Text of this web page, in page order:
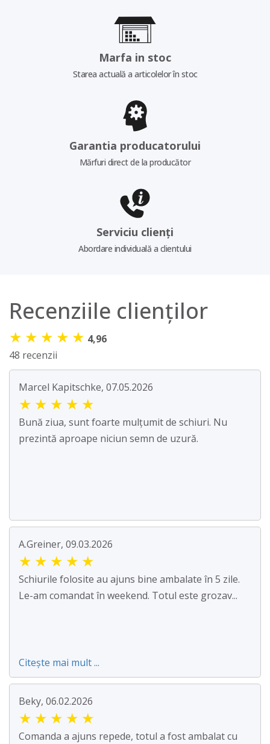
Marfa in stoc
Starea actuală a articolelor în stoc
Garantia producatorului
Mărfuri direct de la producător
Serviciu clienți
Abordare individuală a clientului
Recenziile clienților
★ ★ ★ ★ ★ 4,96
48 recenzii
Marcel Kapitschke, 07.05.2026
★ ★ ★ ★ ★
Bună ziua, sunt foarte mulțumit de schiuri. Nu
prezintă aproape niciun semn de uzură.
A.Greiner, 09.03.2026
★ ★ ★ ★ ★
Schiurile folosite au ajuns bine ambalate în 5 zile.
Le-am comandat în weekend. Totul este grozav...
Citește mai mult ...
Beky, 06.02.2026
★ ★ ★ ★ ★
Comanda a ajuns repede, totul a fost ambalat cu